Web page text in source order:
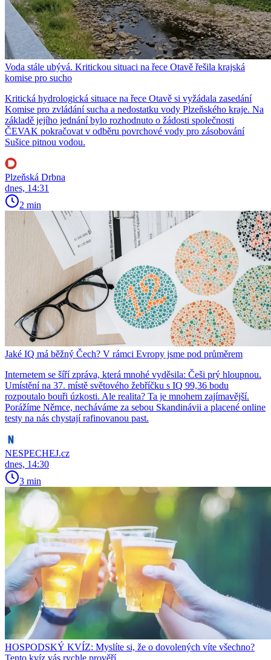
Voda stále ubývá. Kritickou situaci na řece Otavě řešila krajská
komise pro sucho
Kritická hydrologická situace na řece Otavě si vyžádala zasedání
Komise pro zvládání sucha a nedostatku vody Plzeňského kraje. Na
základě jejího jednání bylo rozhodnuto o žádosti společnosti
ČEVAK pokračovat v odběru povrchové vody pro zásobování
Sušice pitnou vodou.
Plzeňská Drbna
dnes, 14:31
2 min
Jaké IQ má běžný Čech? V rámci Evropy jsme pod průměrem
Internetem se šíří zpráva, která mnohé vyděsila: Češi prý hloupnou.
Umístění na 37. místě světového žebříčku s IQ 99,36 bodu
rozpoutalo bouři úzkosti. Ale realita? Ta je mnohem zajímavější.
Porážíme Němce, necháváme za sebou Skandinávii a placené online
testy na nás chystají rafinovanou past.
NESPECHEJ.cz
dnes, 14:30
3 min
HOSPODSKÝ KVÍZ: Myslíte si, že o dovolených víte všechno?